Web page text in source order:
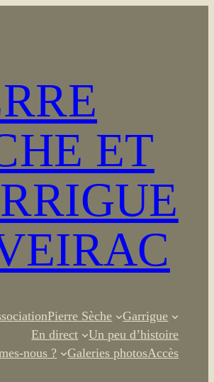
ET
Pierre Sèche
Garrigue
En direct
Un peu d’histoire
nous ?
Galeries photosAccès